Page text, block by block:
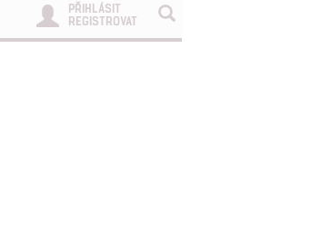
PŘIHLÁSIT
REGISTROVAT